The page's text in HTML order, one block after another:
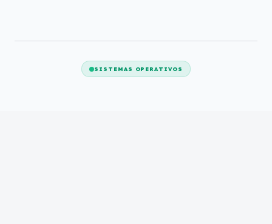
SISTEMAS OPERATIVOS